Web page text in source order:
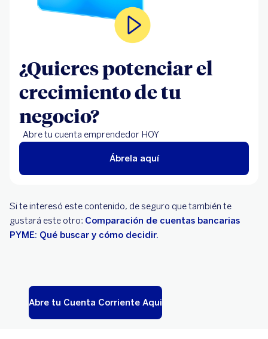
¿Quieres potenciar el
crecimiento de tu
negocio?
Abre tu cuenta emprendedor HOY
Ábrela aquí
Si te interesó este contenido, de seguro que también te
gustará este otro: Comparación de cuentas bancarias
PYME: Qué buscar y cómo decidir.
Abre tu Cuenta Corriente Aqui